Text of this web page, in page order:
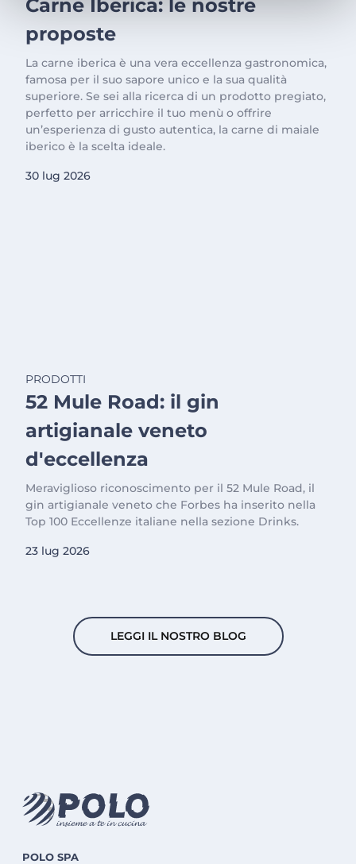
Carne Iberica: le nostre
proposte
La carne iberica è una vera eccellenza gastronomica,
famosa per il suo sapore unico e la sua qualità
superiore. Se sei alla ricerca di un prodotto pregiato,
perfetto per arricchire il tuo menù o offrire
un’esperienza di gusto autentica, la carne di maiale
iberico è la scelta ideale.
30 lug 2026
PRODOTTI
52 Mule Road: il gin
artigianale veneto
d'eccellenza
Meraviglioso riconoscimento per il 52 Mule Road, il
gin artigianale veneto che Forbes ha inserito nella
Top 100 Eccellenze italiane nella sezione Drinks.
23 lug 2026
LEGGI IL NOSTRO BLOG
POLO SPA